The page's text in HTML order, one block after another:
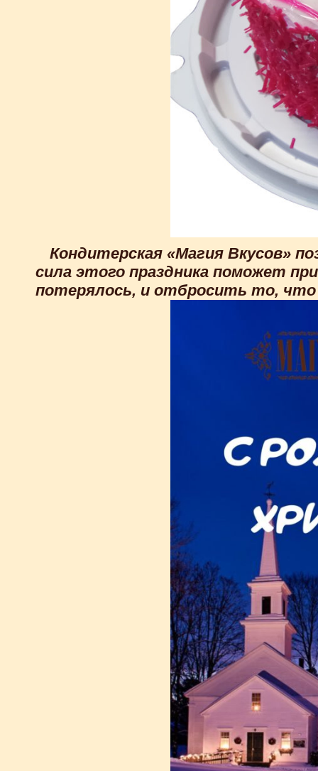
Кондитерская «Магия Вкусов»
сила этого праздника поможет
потерялось, и отбросить то, что